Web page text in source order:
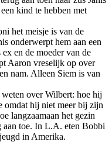
kind te hebben met
het meisje is van de
onderwerpt hem aan een
en de moeder van de
Aaron vreselijk op over
nam. Alleen Siem is van
over Wilbert: hoe hij
omdat hij niet meer bij zijn
langzaamaan het gezin
aan toe. In L.A. eten Bobbi
in Amerika.